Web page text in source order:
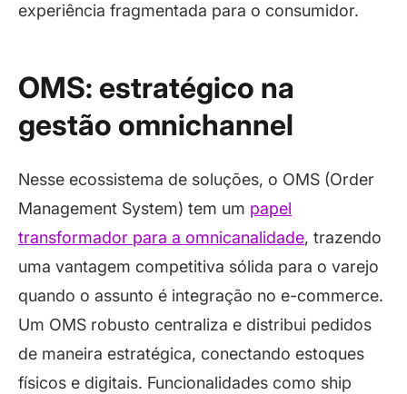
experiência fragmentada para o consumidor.
OMS: estratégico na
gestão omnichannel
Nesse ecossistema de soluções, o OMS (Order
Management System) tem um papel
transformador para a omnicanalidade, trazendo
uma vantagem competitiva sólida para o varejo
quando o assunto é integração no e-commerce.
Um OMS robusto centraliza e distribui pedidos
de maneira estratégica, conectando estoques
físicos e digitais. Funcionalidades como ship